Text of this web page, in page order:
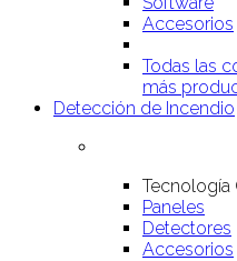
Accesorios
Todas las
más
Detección de Incendio
Tecnología
Paneles
Detectores
Accesorios